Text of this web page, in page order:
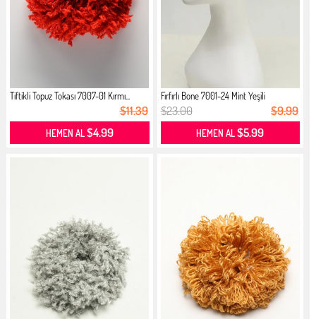
Tiftikli Topuz Tokası 7007-01 Kırmı...
$11.39
HEMEN AL$4.99
Fırfırlı Bone 7001-24 Mint Yeşili
$23.00 $9.99
HEMEN AL$5.99